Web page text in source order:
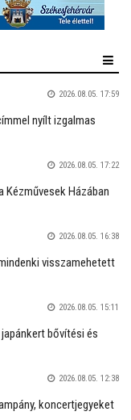
2026.08.05. 17:59
nyílt izgalmas
2026.08.05. 17:22
Kézművesek Házában
2026.08.05. 16:38
visszamehetett
2026.08.05. 15:11
bővítési és
2026.08.05. 12:38
koncertjegyeket